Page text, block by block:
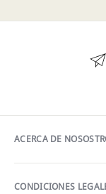
ACERCA DE
CONDICIONES